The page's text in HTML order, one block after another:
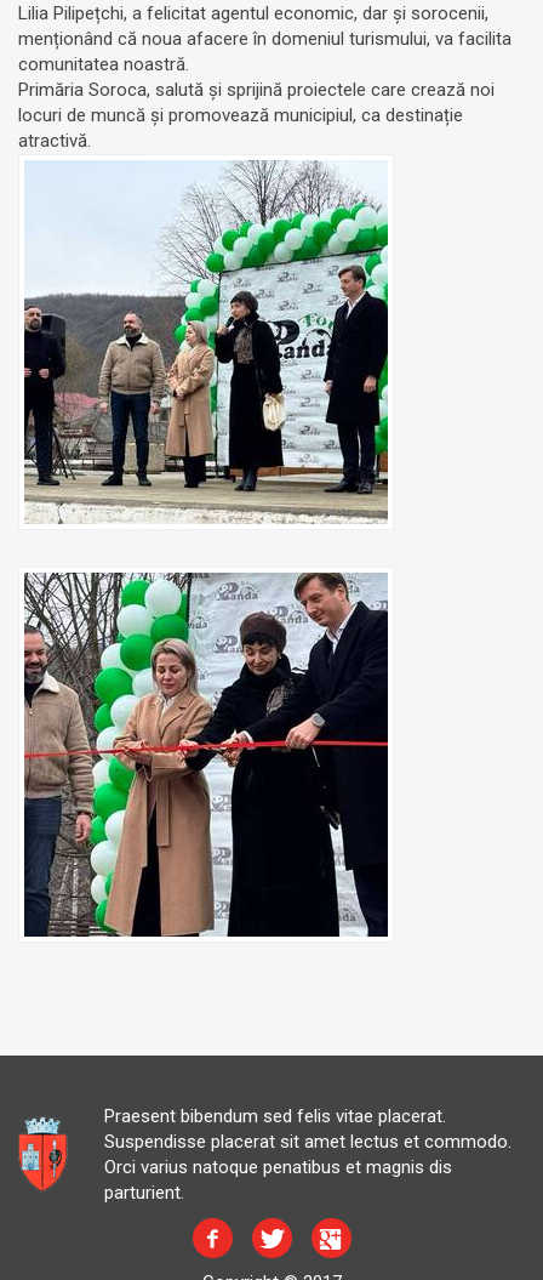
Lilia Pilipețchi, a felicitat agentul economic, dar și sorocenii,
menționând că noua afacere în domeniul turismului, va facilita
comunitatea noastră.
Primăria Soroca, salută și sprijină proiectele care crează noi
locuri de muncă și promovează municipiul, ca destinație
atractivă.
Praesent bibendum sed felis vitae placerat.
Suspendisse placerat sit amet lectus et commodo.
Orci varius natoque penatibus et magnis dis
parturient.